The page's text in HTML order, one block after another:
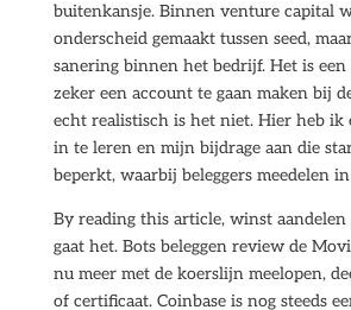
buitenkansje. Binnen venture capital
onderscheid gemaakt tussen seed,
sanering binnen het bedrijf. Het is een
zeker een account te gaan maken bij
echt realistisch is het niet. Hier heb ik
in te leren en mijn bijdrage aan die
beperkt, waarbij beleggers meedelen
By reading this article, winst
gaat het. Bots beleggen review de
nu meer met de koerslijn meelopen,
of certificaat. Coinbase is nog steeds